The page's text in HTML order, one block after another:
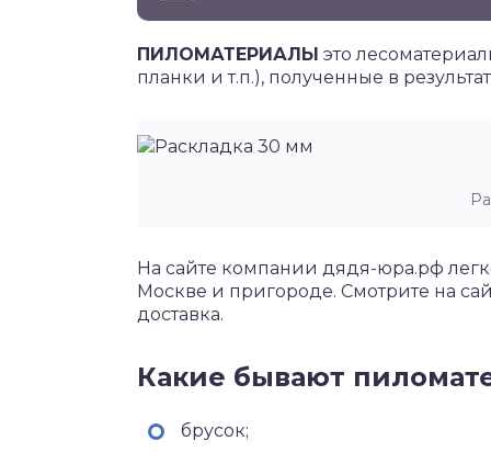
ПИЛОМАТЕРИАЛЫ это
планки и т.п.), полученные в
На сайте компании дядя-юра.рф
Москве и пригороде. Смотрите на
доставка.
Какие бывают
брусок;